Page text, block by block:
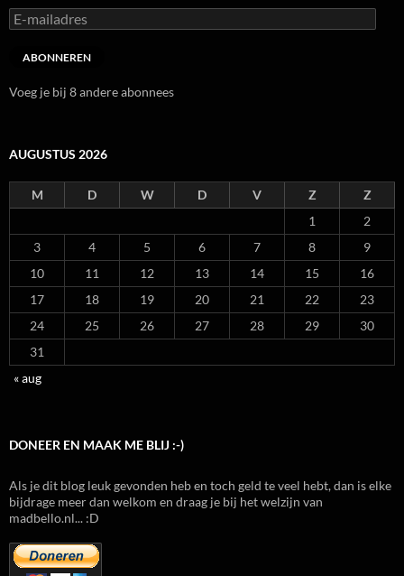
E-
mailadres
ABONNEREN
Voeg je bij 8 andere abonnees
AUGUSTUS 2026
M D W D V Z
Z
1
2
3
4 5 6 7 8
9
10
11 12 13 14 15
16
17
18 19 20 21 22
23
24
25 26 27 28 29
30
31
« aug
DONEER EN MAAK ME BLIJ :-)
Als je dit blog leuk gevonden heb en toch geld te veel hebt, dan is elke
bijdrage meer dan welkom en draag je bij het welzijn van
madbello.nl... :D